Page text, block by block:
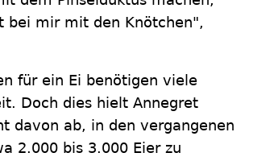
bei mir mit den Knötchen",
für ein Ei benötigen viele
Doch dies hielt Annegret
davon ab, in den vergangenen
2.000 bis 3.000 Eier zu